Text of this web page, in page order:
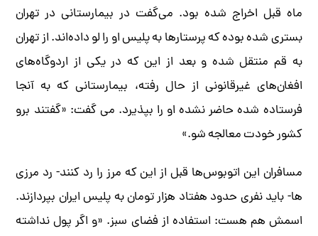
ماه قبل اخراج شده بود. می‌گفت در بیمارستانی در تهران
بستری شده بوده که پرستارها به پلیس او را لو داده‌اند. از تهران
به قم منتقل شده و بعد از این که در یکی از اردوگاه‌های
افغان‌های غیرقانونی از حال رفته، بیمارستانی که به آنجا
فرستاده شده حاضر نشده او را بپذیرد. می گفت: «گفتند برو
کشور خودت معالجه شو.»
مسافران این اتوبوس‌ها قبل از این که مرز را رد کنند- رد مرزی
ها- باید نفری حدود هفتاد هزار تومان به پلیس ایران بپردازند.
اسمش هم هست: استفاده از فضای سبز. «و اگر پول نداشته